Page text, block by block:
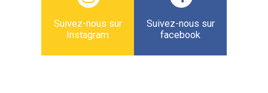
Suivez-nous sur
Instagram
Suivez-nous sur
facebook